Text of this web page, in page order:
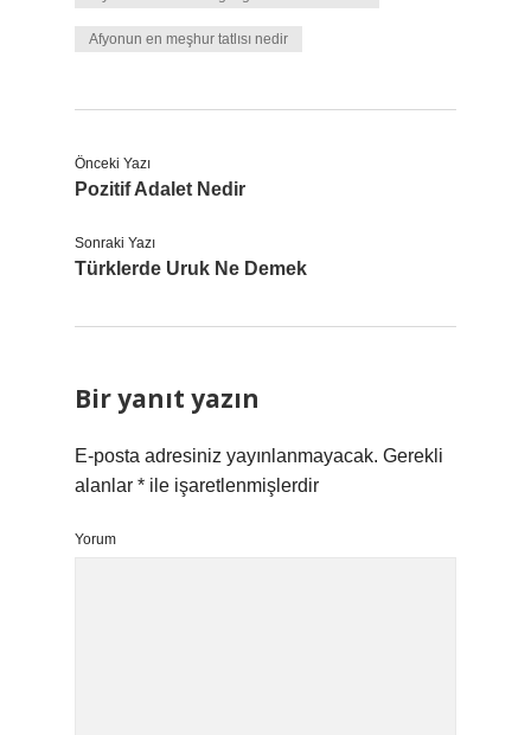
Afyonun en meşhur tatlısı nedir
Önceki Yazı
Pozitif Adalet Nedir
Sonraki Yazı
Türklerde Uruk Ne Demek
Bir yanıt yazın
E-posta adresiniz yayınlanmayacak. Gerekli
alanlar * ile işaretlenmişlerdir
Yorum